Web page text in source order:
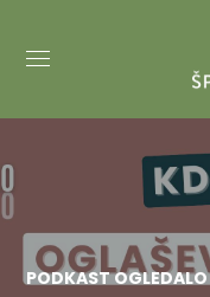
PODKAST OGLEDALO